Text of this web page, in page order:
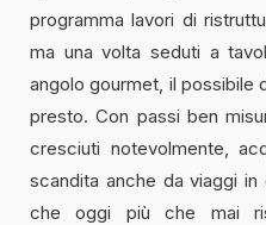
programma lavori di
ma una volta seduti a
angolo gourmet, il possibile
presto. Con passi ben
cresciuti notevolmente,
scandita anche da viaggi
che oggi più che mai